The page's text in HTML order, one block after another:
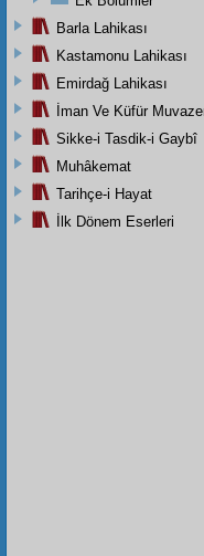
Barla Lahikası
Kastamonu Lahikası
Emirdağ Lahikası
İman Ve Küfür
Sikke-i Tasdik-i Gaybî
Muhâkemat
Tarihçe-i Hayat
İlk Dönem Eserleri